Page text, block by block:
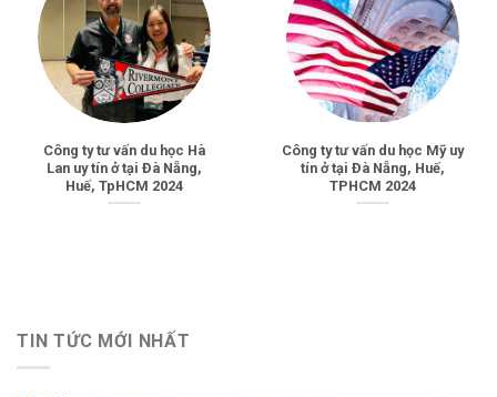
Công ty tư vấn du học Hà
Lan uy tín ở tại Đà Nẵng,
Huế, TpHCM 2024
Công ty tư vấn du học Mỹ uy
tín ở tại Đà Nẵng, Huế,
TPHCM 2024
TIN TỨC MỚI NHẤT